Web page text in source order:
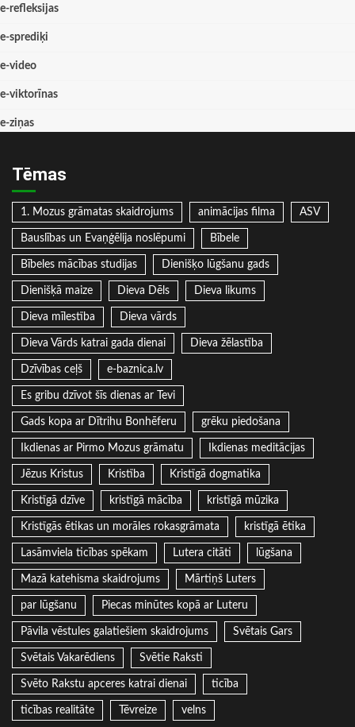
e-refleksijas
e-sprediķi
e-video
e-viktorīnas
e-ziņas
Tēmas
1. Mozus grāmatas skaidrojums animācijas filma ASV
Bauslības un Evaņģēlija noslēpumi Bībele
Bībeles mācības studijas Dienišķo lūgšanu gads
Dienišķā maize Dieva Dēls Dieva likums
Dieva mīlestība Dieva vārds
Dieva Vārds katrai gada dienai Dieva žēlastība
Dzīvības ceļš e-baznica.lv
Es gribu dzīvot šīs dienas ar Tevi
Gads kopa ar Dītrihu Bonhēferu grēku piedošana
Ikdienas ar Pirmo Mozus grāmatu Ikdienas meditācijas
Jēzus Kristus Kristība Kristīgā dogmatika
Kristīgā dzīve kristīgā mācība kristīgā mūzika
Kristīgās ētikas un morāles rokasgrāmata kristīgā ētika
Lasāmviela ticības spēkam Lutera citāti lūgšana
Mazā katehisma skaidrojums Mārtiņš Luters
par lūgšanu Piecas minūtes kopā ar Luteru
Pāvila vēstules galatiešiem skaidrojums Svētais Gars
Svētais Vakarēdiens Svētie Raksti
Svēto Rakstu apceres katrai dienai ticība
ticības realitāte Tēvreize velns